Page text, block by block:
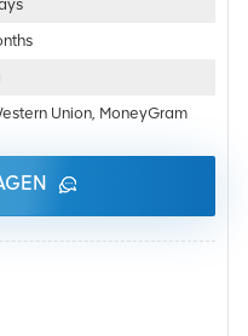
Union, MoneyGram